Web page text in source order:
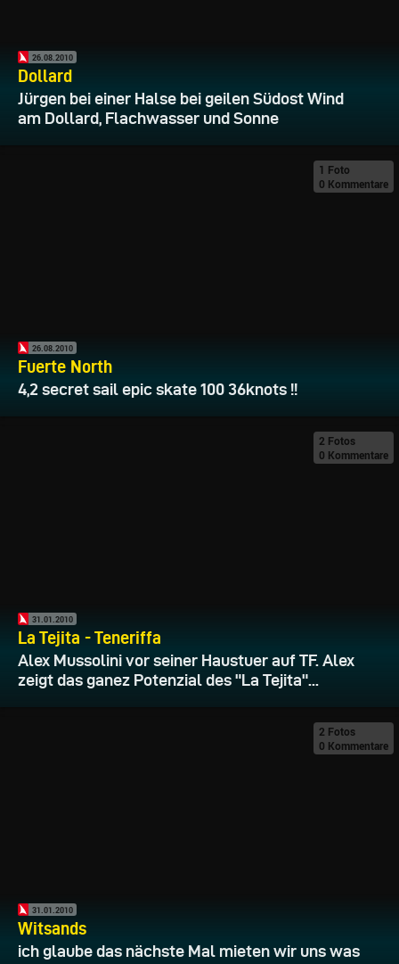
26.08.2010
Dollard
Jürgen bei einer Halse bei geilen Südost Wind
am Dollard, Flachwasser und Sonne
1 Foto
0 Kommentare
26.08.2010
Fuerte North
4,2 secret sail epic skate 100 36knots !!
2 Fotos
0 Kommentare
31.01.2010
La Tejita - Teneriffa
Alex Mussolini vor seiner Haustuer auf TF. Alex
zeigt das ganez Potenzial des "La Tejita"...
2 Fotos
0 Kommentare
31.01.2010
Witsands
ich glaube das nächste Mal mieten wir uns was